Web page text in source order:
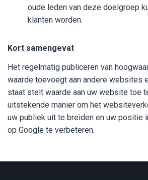
oude leden van deze doelgroep
klanten worden.
Kort samengevat
Het regelmatig publiceren van
waarde toevoegt aan andere websites
staat stelt waarde aan uw website toe
uitstekende manier om het
uw publiek uit te breiden en uw positie
op Google te verbeteren.